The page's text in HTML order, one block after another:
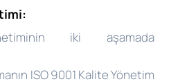
iki aşamada
ISO 9001 Kalite Yönetim